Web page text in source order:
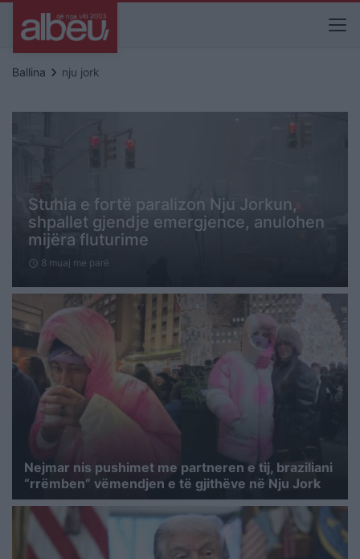
Ballina keyboard_arrow_right nju jork
Stuhia e fortë paralizon Nju Jorkun,
shpallet gjendje emergjence, anulohen
mijëra fluturime
schedule 8 muaj me parë
Nejmar nis pushimet me partneren e tij, braziliani
“rrëmben” vëmendjen e të gjithëve në Nju Jork